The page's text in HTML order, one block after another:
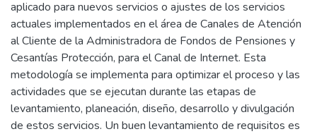
aplicado para nuevos servicios o ajustes de los servicios
actuales implementados en el área de Canales de Atención
al Cliente de la Administradora de Fondos de Pensiones y
Cesantías Protección, para el Canal de Internet. Esta
metodología se implementa para optimizar el proceso y las
actividades que se ejecutan durante las etapas de
levantamiento, planeación, diseño, desarrollo y divulgación
de estos servicios. Un buen levantamiento de requisitos es